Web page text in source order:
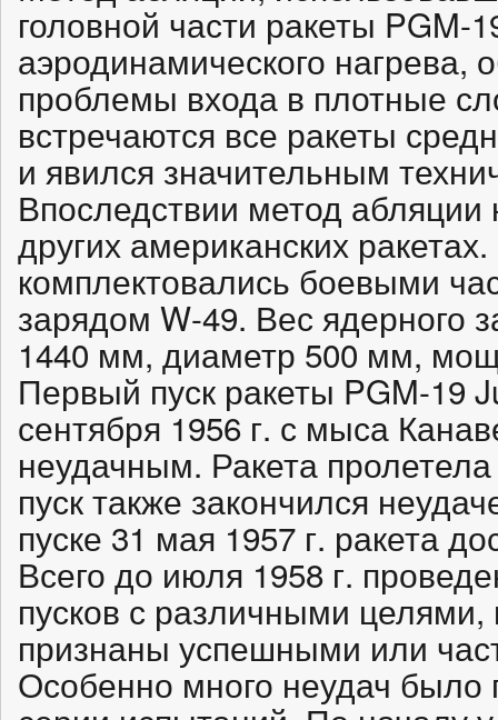
головной части ракеты PGM-
аэродинамического нагрева,
проблемы входа в плотные
встречаются все ракеты
и явился значительным
Впоследствии метод
других американских
комплектовались боевыми
зарядом W-49. Вес ядерного
1440 мм, диаметр 500 мм,
Первый пуск ракеты PGM-19
сентября 1956 г. с мыса
неудачным. Ракета
пуск также закончился
пуске 31 мая 1957 г. ракета
Всего до июля 1958 г.
пусков с различными
признаны успешными или
Особенно много неудач было